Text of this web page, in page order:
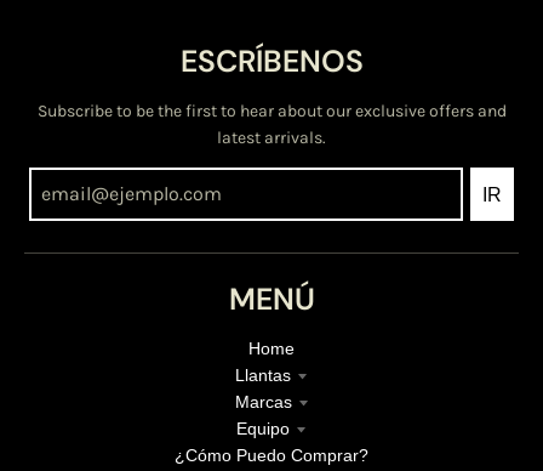
ESCRÍBENOS
Subscribe to be the first to hear about our exclusive offers and
latest arrivals.
IR
MENÚ
Home
Llantas
Marcas
Equipo
¿Cómo Puedo Comprar?